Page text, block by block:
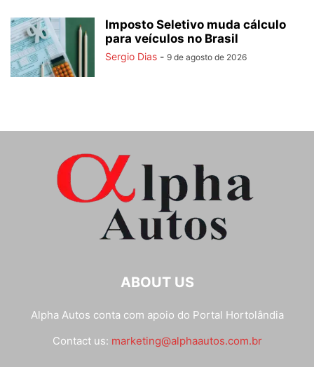
Imposto Seletivo muda cálculo
para veículos no Brasil
Sergio Dias - 9 de agosto de 2026
ABOUT US
Alpha Autos conta com apoio do Portal Hortolândia
Contact us: marketing@alphaautos.com.br